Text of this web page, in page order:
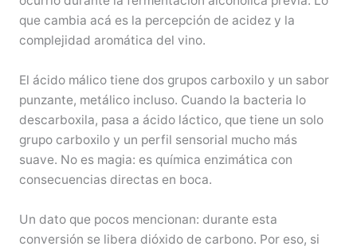
que cambia acá es la percepción de acidez y la
complejidad aromática del vino.
El ácido málico tiene dos grupos carboxilo y un sabor
punzante, metálico incluso. Cuando la bacteria lo
descarboxila, pasa a ácido láctico, que tiene un solo
grupo carboxilo y un perfil sensorial mucho más
suave. No es magia: es química enzimática con
consecuencias directas en boca.
Un dato que pocos mencionan: durante esta
conversión se libera dióxido de carbono. Por eso, si